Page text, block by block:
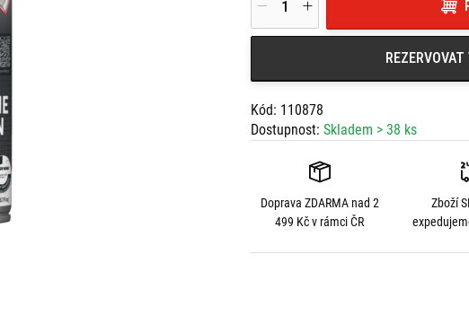
Kód: 110878
Dostupnost: Skladem > 38 ks
Doprava ZDARMAnad 2
499 Kč v rámci ČR
Zboží